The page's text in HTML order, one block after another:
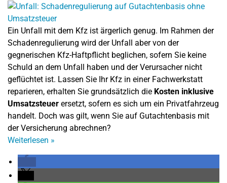
Ein Unfall mit dem Kfz ist ärgerlich genug. Im Rahmen der
Schadenregulierung wird der Unfall aber von der
gegnerischen Kfz-Haftpflicht beglichen, sofern Sie keine
Schuld an dem Unfall haben und der Verursacher nicht
geflüchtet ist. Lassen Sie Ihr Kfz in einer Fachwerkstatt
reparieren, erhalten Sie grundsätzlich die Kosten inklusive
Umsatzsteuer ersetzt, sofern es sich um ein Privatfahrzeug
handelt. Doch was gilt, wenn Sie auf Gutachtenbasis mit
der Versicherung abrechnen?
Weiterlesen »